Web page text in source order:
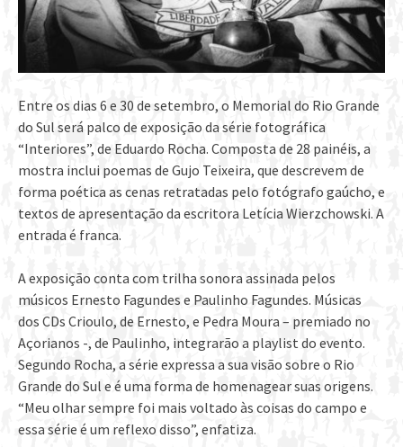
Entre os dias 6 e 30 de setembro, o Memorial do Rio Grande
do Sul será palco de exposição da série fotográfica
“Interiores”, de Eduardo Rocha. Composta de 28 painéis, a
mostra inclui poemas de Gujo Teixeira, que descrevem de
forma poética as cenas retratadas pelo fotógrafo gaúcho, e
textos de apresentação da escritora Letícia Wierzchowski. A
entrada é franca.
A exposição conta com trilha sonora assinada pelos
músicos Ernesto Fagundes e Paulinho Fagundes. Músicas
dos CDs Crioulo, de Ernesto, e Pedra Moura – premiado no
Açorianos -, de Paulinho, integrarão a playlist do evento.
Segundo Rocha, a série expressa a sua visão sobre o Rio
Grande do Sul e é uma forma de homenagear suas origens.
“Meu olhar sempre foi mais voltado às coisas do campo e
essa série é um reflexo disso”, enfatiza.